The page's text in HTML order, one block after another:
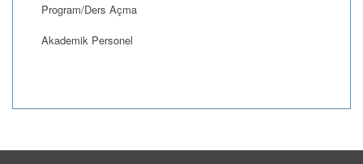
Program/Ders Açma
Akademik Personel